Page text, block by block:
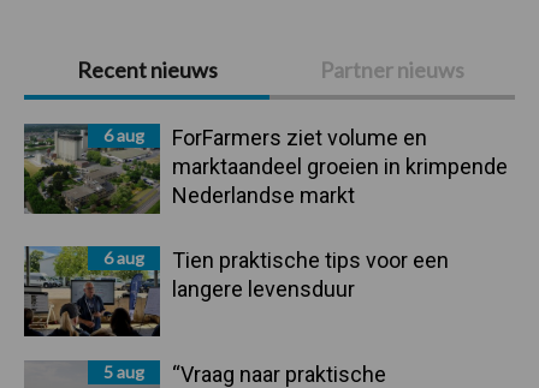
Primaire
Sidebar
Recent nieuws Partner nieuws
6 aug
ForFarmers ziet volume en
marktaandeel groeien in krimpende
Nederlandse markt
6 aug
Tien praktische tips voor een
langere levensduur
5 aug
“Vraag naar praktische